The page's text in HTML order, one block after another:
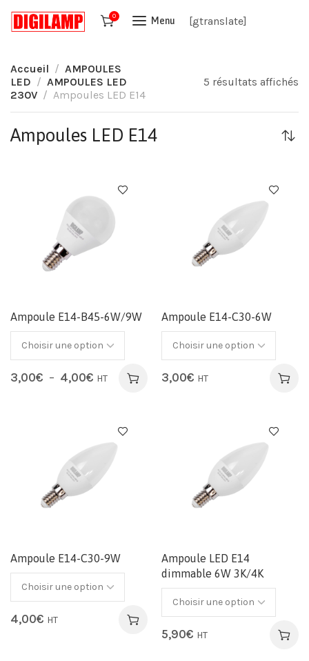
0 Menu [gtranslate]
Accueil
AMPOULES
LED
AMPOULES LED
230V
Ampoules LED E14
5 résultats affichés
Ampoules LED E14
Ampoule E14-B45-6W/9W
3,00€ – 4,00€ HT
Ampoule E14-C30-6W
3,00€ HT
Ampoule E14-C30-9W
4,00€ HT
Ampoule LED E14
dimmable 6W 3K/4K
5,90€ HT